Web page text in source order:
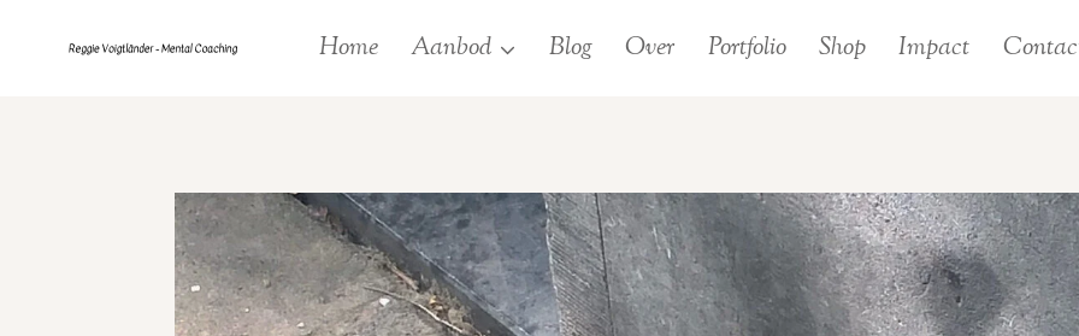
Home Aanbod Blog Over Portfolio Shop Impact